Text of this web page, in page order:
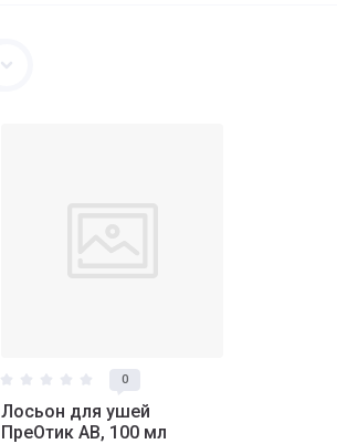
0
Лосьон для ушей
ПреОтик АВ, 100 мл